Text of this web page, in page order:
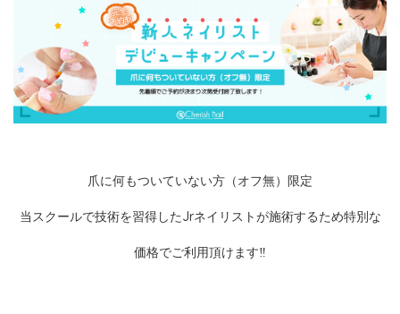
爪に何もついていない方（オフ無）限定
当スクールで技術を習得したJrネイリストが施術するため特別な
価格でご利用頂けます‼